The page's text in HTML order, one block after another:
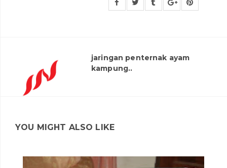
jaringan penternak ayam
kampung..
YOU MIGHT ALSO LIKE